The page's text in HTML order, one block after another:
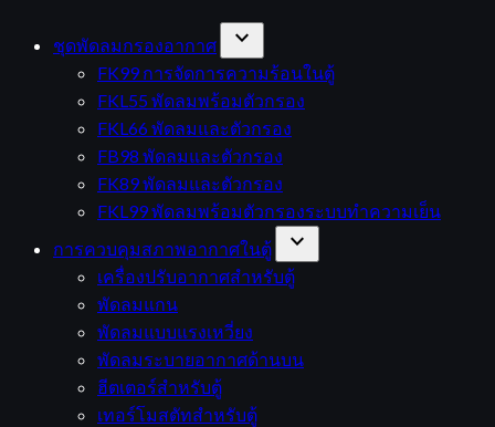
ชุดพัดลมกรองอากาศ expand_more
FK99 การจัดการความร้อนในตู้
FKL55 พัดลมพร้อมตัวกรอง
FKL66 พัดลมและตัวกรอง
FB98 พัดลมและตัวกรอง
FK89 พัดลมและตัวกรอง
FKL99 พัดลมพร้อมตัวกรองระบบทำความเย็น
การควบคุมสภาพอากาศในตู้
expand_more
เครื่องปรับอากาศสำหรับตู้
พัดลมแกน
พัดลมแบบแรงเหวี่ยง
พัดลมระบายอากาศด้านบน
ฮีตเตอร์สำหรับตู้
เทอร์โมสตัทสำหรับตู้